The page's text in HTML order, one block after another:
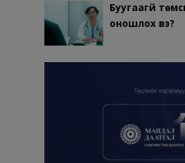
Буугаагүй
оношлох вэ?